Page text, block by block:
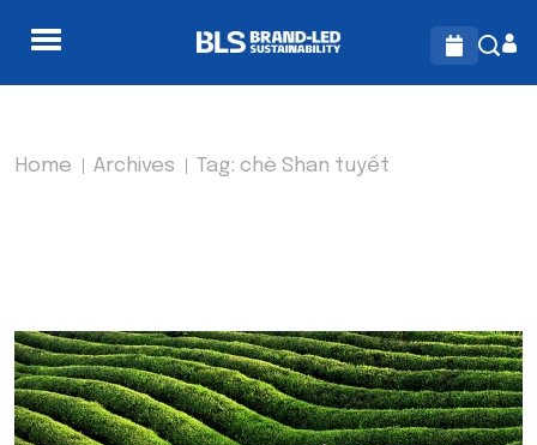
Home Archives Tag: chè Shan tuyết